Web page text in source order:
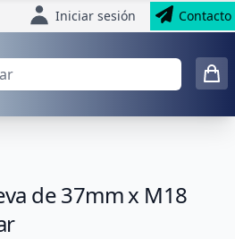
Iniciar sesión Contacto
de 37mm x M18